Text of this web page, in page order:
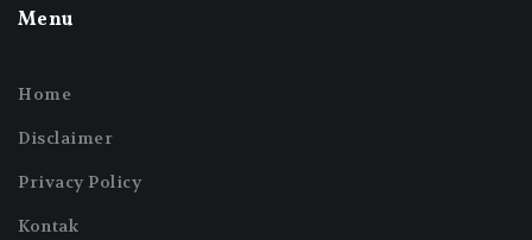
Menu
Home
Disclaimer
Privacy Policy
Kontak